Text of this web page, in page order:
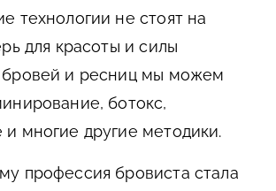
технологии не стоят на
для красоты и силы
бровей и ресниц мы можем
ботокс,
многие другие методики.
профессия бровиста стала